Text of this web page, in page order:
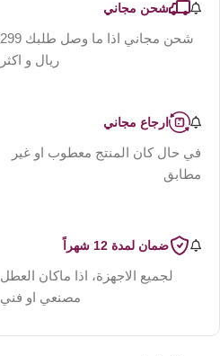
شحن مجاني
شحن مجاني اذا ما وصل طلبك 299
ريال و اكثر
ارجاع مجاني
في حال كان المنتج معطوب او غير
مطابق
ضمان لمدة 12 شهراً
لجميع الاجهزة، اذا ماكان العطل
مصنعي او فني